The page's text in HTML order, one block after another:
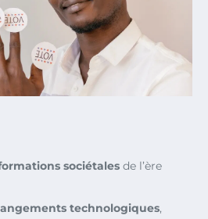
sociétales de l’ère
technologiques,